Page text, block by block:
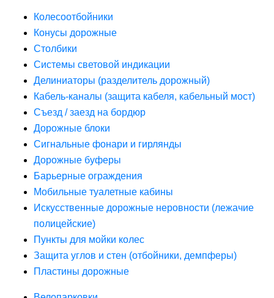
Колесоотбойники
Конусы дорожные
Столбики
Системы световой индикации
Делиниаторы (разделитель дорожный)
Кабель-каналы (защита кабеля, кабельный мост)
Съезд / заезд на бордюр
Дорожные блоки
Сигнальные фонари и гирлянды
Дорожные буферы
Барьерные ограждения
Мобильные туалетные кабины
Искусственные дорожные неровности (лежачие
полицейские)
Пункты для мойки колес
Защита углов и стен (отбойники, демпферы)
Пластины дорожные